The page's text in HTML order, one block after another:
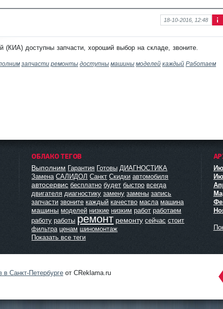
фо
нов
18-10-2016, 12:48
доступны запчасти, хороший выбор на складе, звоните.
запчасти ремонты доступны машины моделей каждый Работаем
ОБЛАКО ТЕГОВ
Выполним Гарантия Готовы ДИАГНОСТИКА
Замена САЛИДОЛ Санкт Скидки автомобиля
автосервис бесплатно будет быстро всегда
двигателя диагностику замену замены запись
запчасти звоните каждый качество масла машина
машины моделей низкие низким работ работаем
работу работы ремонт ремонту сейчас стоит
фильтра ценам шиномонтаж
Показать все теги
в Санкт-Петербурге от CReklama.ru